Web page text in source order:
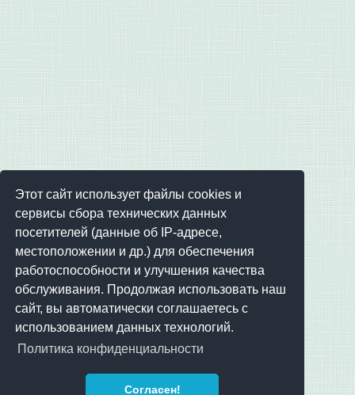
Этот сайт использует файлы cookies и
сервисы сбора технических данных
посетителей (данные об IP-адресе,
местоположении и др.) для обеспечения
работоспособности и улучшения качества
обслуживания. Продолжая использовать наш
сайт, вы автоматически соглашаетесь с
использованием данных технологий.
Политика конфиденциальности
Согласен!